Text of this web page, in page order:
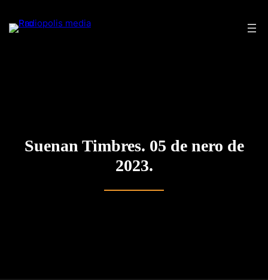
contenido
Suenan Timbres. 05 de nero de
2023.